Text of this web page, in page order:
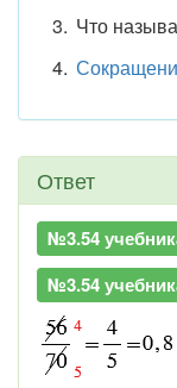
Что
Ответ
№3.54
№3.54